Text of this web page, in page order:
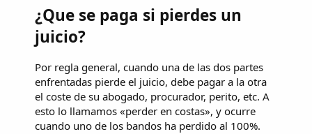
¿Que se paga si pierdes un
juicio?
Por regla general, cuando una de las dos partes
enfrentadas pierde el juicio, debe pagar a la otra
el coste de su abogado, procurador, perito, etc. A
esto lo llamamos «perder en costas», y ocurre
cuando uno de los bandos ha perdido al 100%.